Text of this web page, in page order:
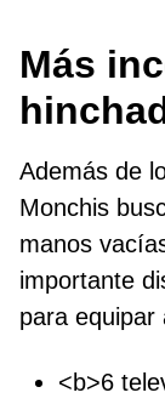
Más
Además de
Monchis
manos
importante
para equipar
<b>6